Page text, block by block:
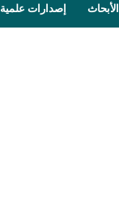
إصدارات علمية